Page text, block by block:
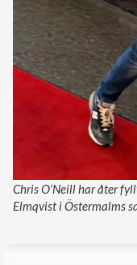
Chris O’Neill har åter
Elmqvist i Östermalms